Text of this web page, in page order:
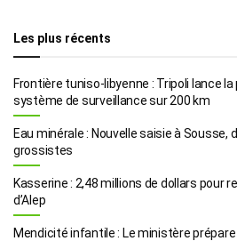
Les plus récents
Frontière tuniso-libyenne : Tripoli lance la
système de surveillance sur 200 km
Eau minérale : Nouvelle saisie à Sousse,
grossistes
Kasserine : 2,48 millions de dollars pour
d’Alep
Mendicité infantile : Le ministère